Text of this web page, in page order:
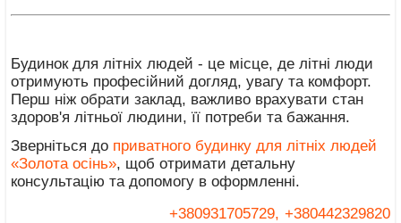
Будинок для літніх людей - це місце, де літні люди
отримують професійний догляд, увагу та комфорт.
Перш ніж обрати заклад, важливо врахувати стан
здоров'я літньої людини, її потреби та бажання.
Зверніться до приватного будинку для літніх людей
«Золота осінь», щоб отримати детальну
консультацію та допомогу в оформленні.
+380931705729, +380442329820